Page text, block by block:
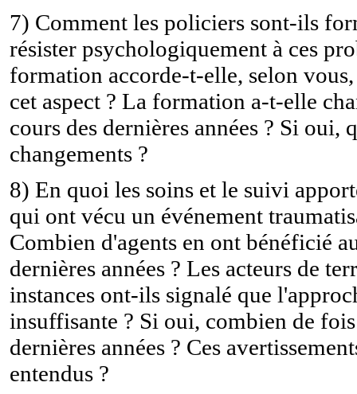
7) Comment les policiers sont-ils
résister psychologiquement à ces
formation accorde-t-elle, selon vous,
cet aspect ? La formation a-t-elle
cours des dernières années ? Si oui,
changements ?
8) En quoi les soins et le suivi
qui ont vécu un événement
Combien d'agents en ont bénéficié
dernières années ? Les acteurs de
instances ont-ils signalé que
insuffisante ? Si oui, combien de
dernières années ? Ces
entendus ?